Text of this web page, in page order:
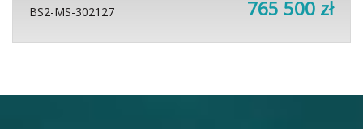
BS2-MS-302127 765 500 zł